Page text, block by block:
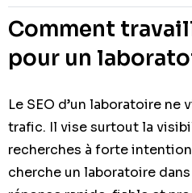
Comment
pour un
Le SEO d’un laboratoire ne
trafic. Il vise surtout la
recherches à forte
cherche un laboratoire